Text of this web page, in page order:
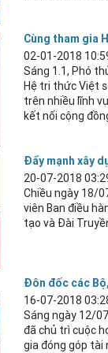
Cùng tham gia
02-01-2018
Sáng 1.1, Phó
Hệ tri thức Việt
trên nhiều lĩnh
kết nối cộng
Đẩy mạnh xây
20-07-2018
Chiều ngày 18/
viên Ban điều
tạo và Đài
Đôn đốc các
16-07-2018
Sáng ngày 12/
đã chủ trì cuộc
gia đóng góp tài